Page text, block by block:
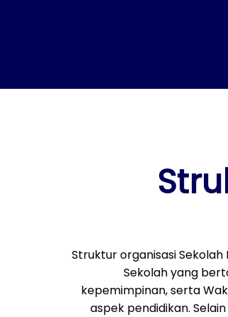
Struktur organisasi
Sekolah yang
kepemimpinan, serta
aspek pendidikan.